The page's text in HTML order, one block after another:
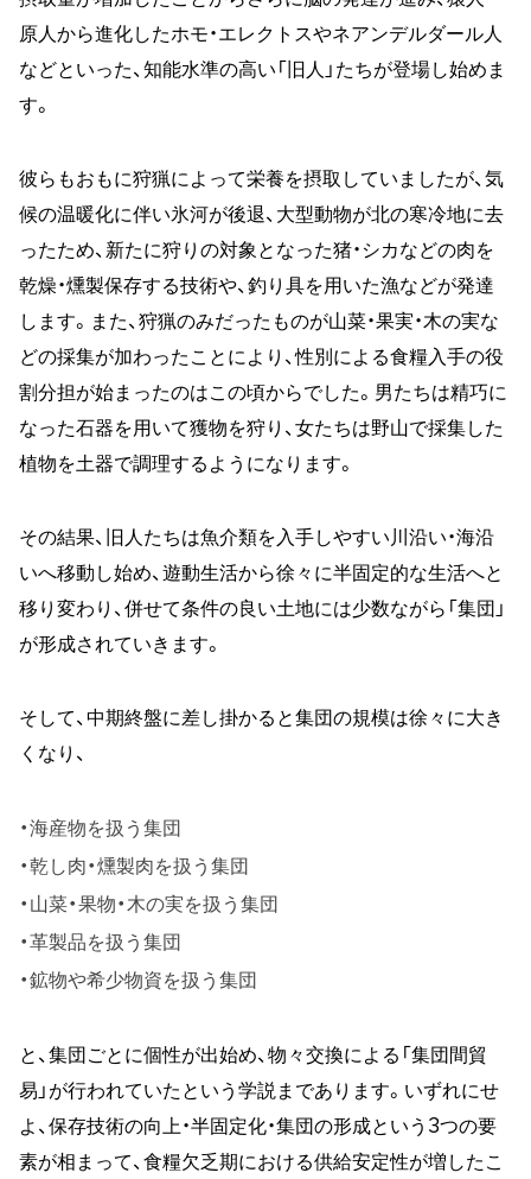
原人から進化したホモ・エレクトスやネアンデルダール人
などといった、知能水準の高い「旧人」たちが登場し始めま
す。
彼らもおもに狩猟によって栄養を摂取していましたが、気
候の温暖化に伴い氷河が後退、大型動物が北の寒冷地に去
ったため、新たに狩りの対象となった猪・シカなどの肉を
乾燥・燻製保存する技術や、釣り具を用いた漁などが発達
します。また、狩猟のみだったものが山菜・果実・木の実な
どの採集が加わったことにより、性別による食糧入手の役
割分担が始まったのはこの頃からでした。男たちは精巧に
なった石器を用いて獲物を狩り、女たちは野山で採集した
植物を土器で調理するようになります。
その結果、旧人たちは魚介類を入手しやすい川沿い・海沿
いへ移動し始め、遊動生活から徐々に半固定的な生活へと
移り変わり、併せて条件の良い土地には少数ながら「集団」
が形成されていきます。
そして、中期終盤に差し掛かると集団の規模は徐々に大き
くなり、
海産物を扱う集団
乾し肉・燻製肉を扱う集団
山菜・果物・木の実を扱う集団
革製品を扱う集団
鉱物や希少物資を扱う集団
と、集団ごとに個性が出始め、物々交換による「集団間貿
易」が行われていたという学説まであります。いずれにせ
よ、保存技術の向上・半固定化・集団の形成という3つの要
素が相まって、食糧欠乏期における供給安定性が増したこ